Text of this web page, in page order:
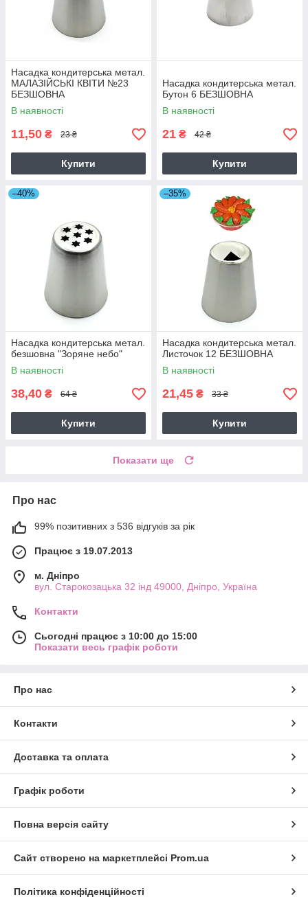
Насадка кондитерська метал.
МАЛАЗІЙСЬКІ КВІТИ №23
БЕЗШОВНА
В наявності
11,50 ₴ 23 ₴
Купити
Насадка кондитерська метал.
Бутон 6 БЕЗШОВНА
В наявності
21 ₴ 42 ₴
Купити
–40%
Насадка кондитерська метал.
безшовна "Зоряне небо"
В наявності
38,40 ₴ 64 ₴
Купити
–35%
Насадка кондитерська метал.
Листочок 12 БЕЗШОВНА
В наявності
21,45 ₴ 33 ₴
Купити
Показати ще
Про нас
99% позитивних з 536 відгуків за рік
Працює з 19.07.2013
м. Дніпро
вул. Старокозацька 32 інд 49000, Дніпро, Україна
Контакти
Сьогодні працює з 10:00 до 15:00
Показати весь графік роботи
Про нас
Контакти
Доставка та оплата
Графік роботи
Повна версія сайту
Сайт створено на маркетплейсі Prom.ua
Політика конфіденційності